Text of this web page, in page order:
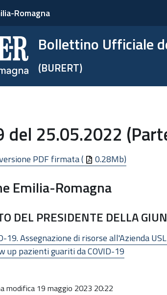
Romagna
Bollettino Ufficiale
(BURERT)
del 25.05.2022
PDF firmata ( 0.28Mb)
Emilia-Romagna
DEL PRESIDENTE DELLA
19. Assegnazione di risorse all'Azienda
up pazienti guariti da COVID-19
modifica 19 maggio 2023 20:22